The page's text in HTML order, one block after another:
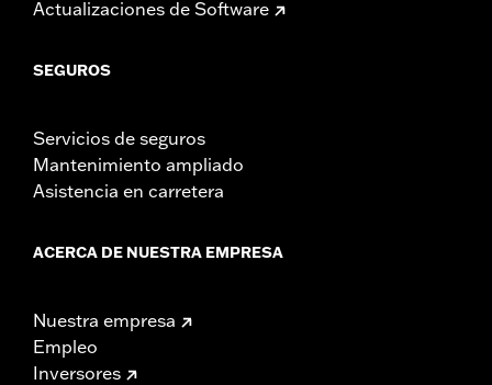
Actualizaciones de Software
SEGUROS
Servicios de seguros
Mantenimiento ampliado
Asistencia en carretera
ACERCA DE NUESTRA EMPRESA
Nuestra empresa
Empleo
Inversores